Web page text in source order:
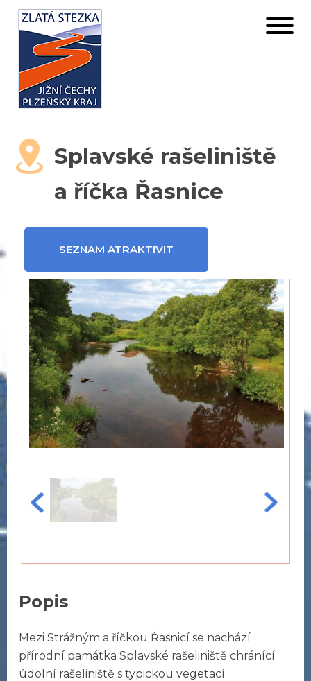
Splavské rašeliniště
a říčka Řasnice
SEZNAM ATRAKTIVIT
Popis
Mezi Strážným a říčkou Řasnicí se nachází
přírodní památka Splavské rašeliniště chránící
údolní rašeliniště s typickou vegetací